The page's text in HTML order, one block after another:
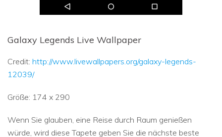
Galaxy Legends Live Wallpaper
Credit: http://www.livewallpapers.org/galaxy-legends-
12039/
Größe: 174 x 290
Wenn Sie glauben, eine Reise durch Raum genießen
würde, wird diese Tapete geben Sie die nächste beste